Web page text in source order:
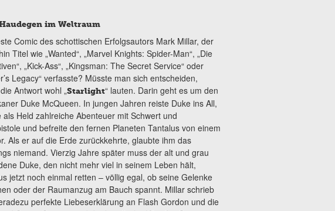
im Weltraum
Comic des schottischen Erfolgsautors Mark Millar, der
Titel wie „Wanted“, „Marvel Knights: Spider-Man“, „Die
„Kick-Ass“, „Kingsman: The Secret Service“ oder
Legacy“ verfasste? Müsste man sich entscheiden,
Antwort wohl „Starlight“ lauten. Darin geht es um den
Duke McQueen. In jungen Jahren reiste Duke ins All,
als Held zahlreiche Abenteuer mit Schwert und
und befreite den fernen Planeten Tantalus von einem
Als er auf die Erde zurückkehrte, glaubte ihm das
niemand. Vierzig Jahre später muss der alt und grau
Duke, den nicht mehr viel in seinem Leben hält,
jetzt noch einmal retten – völlig egal, ob seine Gelenke
oder der Raumanzug am Bauch spannt. Millar schrieb
perfekte Liebeserklärung an Flash Gordon und die